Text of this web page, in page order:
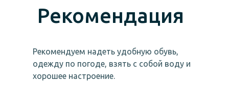
Рекомендация
Рекомендуем надеть удобную обувь,
одежду по погоде, взять с собой воду и
хорошее настроение.